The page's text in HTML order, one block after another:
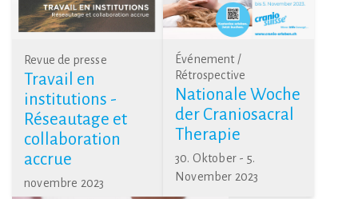
Revue de presse
Travail en
institutions -
Réseautage et
collaboration
accrue
novembre 2023
Événement /
Rétrospective
Nationale Woche
der Craniosacral
Therapie
30. Oktober - 5.
November 2023